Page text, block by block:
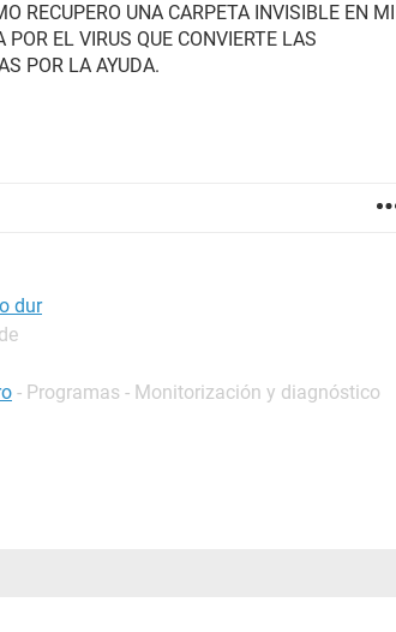
RECUPERO UNA CARPETA INVISIBLE EN MI
POR EL VIRUS QUE CONVIERTE LAS
POR LA AYUDA.
dur
- Programas - Monitorización y diagnóstico